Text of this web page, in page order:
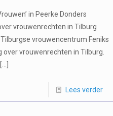
in Peerke Donders
vrouwenrechten in Tilburg
vrouwencentrum Feniks
vrouwenrechten in Tilburg.
Lees verder